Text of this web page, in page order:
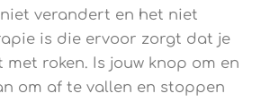
verandert en het niet
is die ervoor zorgt dat je
roken. Is jouw knop om en
om af te vallen en stoppen